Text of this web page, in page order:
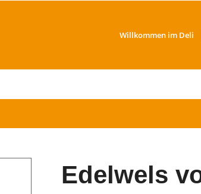
Willkommen im Deli
Edelwels